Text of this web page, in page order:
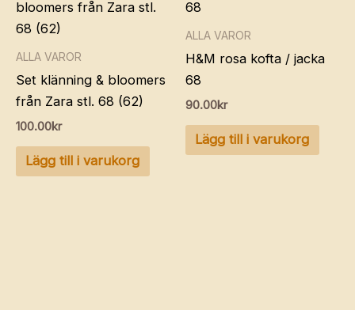
ALLA VAROR
Set klänning & bloomers
från Zara stl. 68 (62)
100.00kr
Lägg till i varukorg
ALLA VAROR
H&M rosa kofta / jacka
68
90.00kr
Lägg till i varukorg